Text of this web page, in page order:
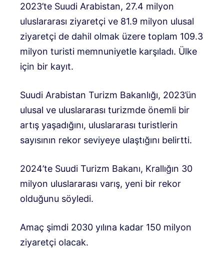
2023’te Suudi Arabistan, 27.4 milyon
uluslararası ziyaretçi ve 81.9 milyon ulusal
ziyaretçi de dahil olmak üzere toplam 109.3
milyon turisti memnuniyetle karşıladı. Ülke
için bir kayıt.
Suudi Arabistan Turizm Bakanlığı, 2023’ün
ulusal ve uluslararası turizmde önemli bir
artış yaşadığını, uluslararası turistlerin
sayısının rekor seviyeye ulaştığını belirtti.
2024’te Suudi Turizm Bakanı, Krallığın 30
milyon uluslararası varış, yeni bir rekor
olduğunu söyledi.
Amaç şimdi 2030 yılına kadar 150 milyon
ziyaretçi olacak.